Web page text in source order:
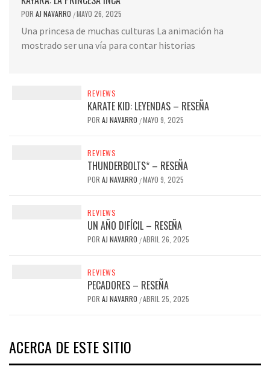
POR AJ NAVARRO /MAYO 26, 2025
Una princesa de muchas culturas La animación ha
mostrado ser una vía para contar historias
REVIEWS
KARATE KID: LEYENDAS – RESEÑA
POR AJ NAVARRO /MAYO 9, 2025
REVIEWS
THUNDERBOLTS* – RESEÑA
POR AJ NAVARRO /MAYO 9, 2025
REVIEWS
UN AÑO DIFÍCIL – RESEÑA
POR AJ NAVARRO /ABRIL 26, 2025
REVIEWS
PECADORES – RESEÑA
POR AJ NAVARRO /ABRIL 25, 2025
ACERCA DE ESTE SITIO